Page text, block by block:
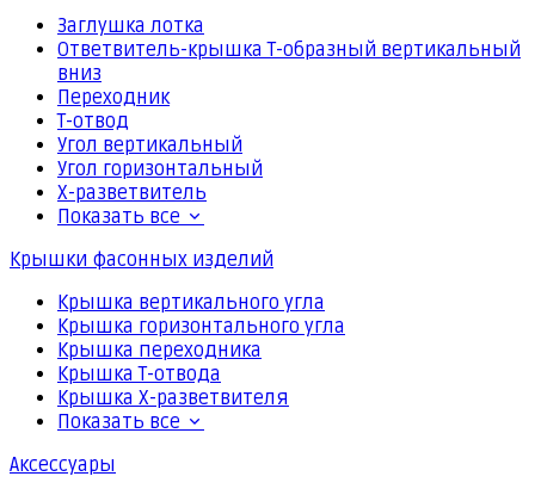
Заглушка лотка
Ответвитель-крышка Т-образный вертикальный
вниз
Переходник
Т-отвод
Угол вертикальный
Угол горизонтальный
Х-разветвитель
Показать все
Крышки фасонных изделий
Крышка вертикального угла
Крышка горизонтального угла
Крышка переходника
Крышка Т-отвода
Крышка Х-разветвителя
Показать все
Аксессуары